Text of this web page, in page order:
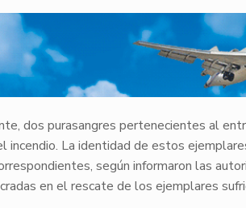
dos purasangres pertenecientes al
incendio. La identidad de estos
según informaron las
en el rescate de los ejemplares